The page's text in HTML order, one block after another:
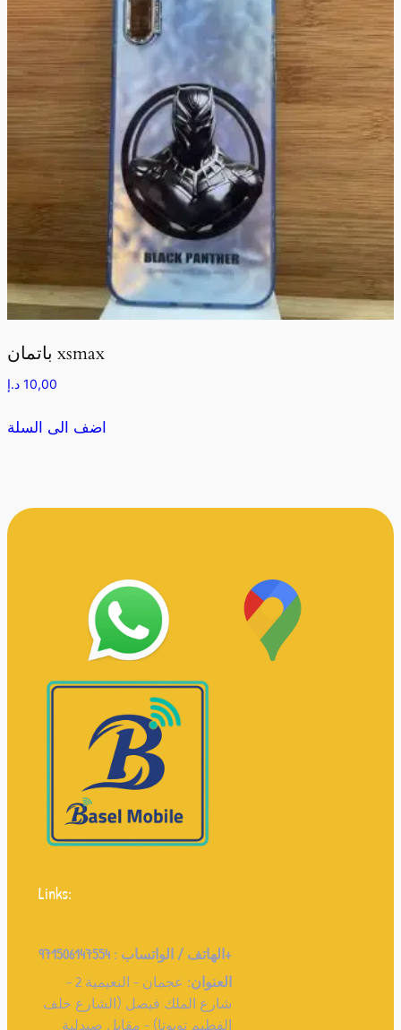
باتمان xsmax
10,00 د.إ
اضف الى السلة
Links:
الهاتف / الواتساب :971506147554+
العنوان:
عجمان - النعيمية 2 -
شارع الملك فيصل (الشارع خلف
الفطيم تويوتا) - مقابل صيدلية